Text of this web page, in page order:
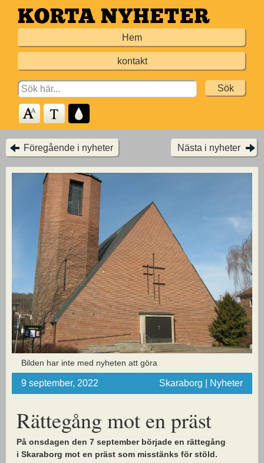
Hoppa
till
Hem
kontakt
Search
for:
Föregående i nyheter Nästa i nyheter
Bilden har inte med nyheten att göra
9 september, 2022 Skaraborg | Nyheter
Rättegång mot en präst
På onsdagen den 7 september började en rättegång
i Skaraborg mot en präst som misstänks för stöld.